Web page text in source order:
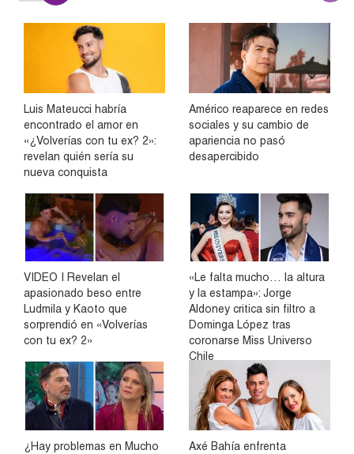
Luis Mateucci habría
encontrado el amor en
«¿Volverías con tu ex? 2»:
revelan quién sería su
nueva conquista
Américo reaparece en redes
sociales y su cambio de
apariencia no pasó
desapercibido
VIDEO | Revelan el
apasionado beso entre
Ludmila y Kaoto que
sorprendió en «Volverías
con tu ex? 2»
«Le falta mucho… la altura
y la estampa»: Jorge
Aldoney critica sin filtro a
Dominga López tras
coronarse Miss Universo
Chile
¿Hay problemas en Mucho
Axé Bahía enfrenta